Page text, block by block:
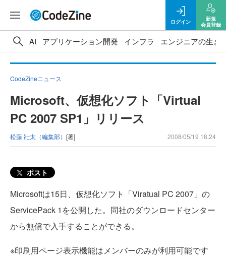
ログイン
新規
会員登録
AI アプリケーション開発 インフラ エンジニアの生き
CodeZineニュース
Microsoft、仮想化ソフト「Virtual
PC 2007 SP1」リリース
松藤 壯太（編集部） [著] 2008/05/19 18:24
ポスト
Microsoftは15日、仮想化ソフト「Viratual PC 2007」の
ServicePack 1を公開した。同社のダウンロードセンター
から無償で入手することができる。
※印刷用ページ表示機能はメンバーのみが利用可能です